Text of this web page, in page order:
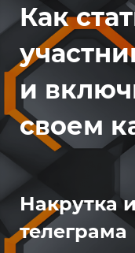
Как
и
своем
Накрутка
телеграма